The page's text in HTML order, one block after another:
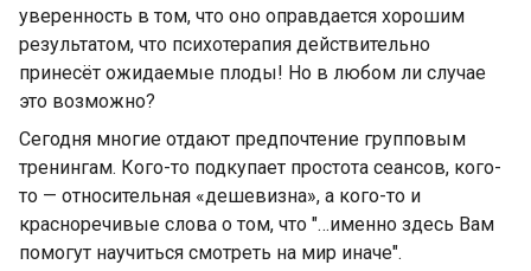
уверенность в том, что оно оправдается хорошим
результатом, что психотерапия действительно
принесёт ожидаемые плоды! Но в любом ли случае
это возможно?
Сегодня многие отдают предпочтение групповым
тренингам. Кого-то подкупает простота сеансов, кого-
то — относительная «дешевизна», а кого-то и
красноречивые слова о том, что "…именно здесь Вам
помогут научиться смотреть на мир иначе".